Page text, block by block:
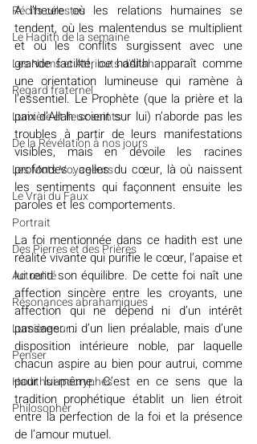
Récits célestes
Le Hadith de la semaine
Les Noms et Attributs d'Allah
Regard fraternel
Lumière et lieux saints
De la Révélation à nos jours
Les Mots Voyageurs
Le Vrai du Faux
Portrait
Des Pierres et des Prières
Actualité
Résonances abrahamiques
Lumière sur...
Penser
Hadiths apocryphes
Philosopher
A l’heure où les relations humaines se
tendent, où les malentendus se multiplient
et où les conflits surgissent avec une
grande facilité, ce hadith apparaît comme
une orientation lumineuse qui ramène à
l’essentiel. Le Prophète (que la prière et la
paix d’Allah soient sur lui) n’aborde pas les
troubles à partir de leurs manifestations
visibles, mais en dévoile les racines
profondes : celles du cœur, là où naissent
les sentiments qui façonnent ensuite les
paroles et les comportements.
La foi mentionnée dans ce hadith est une
réalité vivante qui purifie le cœur, l’apaise et
lui rend son équilibre. De cette foi naît une
affection sincère entre les croyants, une
affection qui ne dépend ni d’un intérêt
passager ni d’un lien préalable, mais d’une
disposition intérieure noble, par laquelle
chacun aspire au bien pour autrui, comme
pour lui-même. C’est en ce sens que la
tradition prophétique établit un lien étroit
entre la perfection de la foi et la présence
de l’amour mutuel.